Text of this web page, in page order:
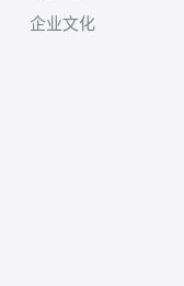
企业文化